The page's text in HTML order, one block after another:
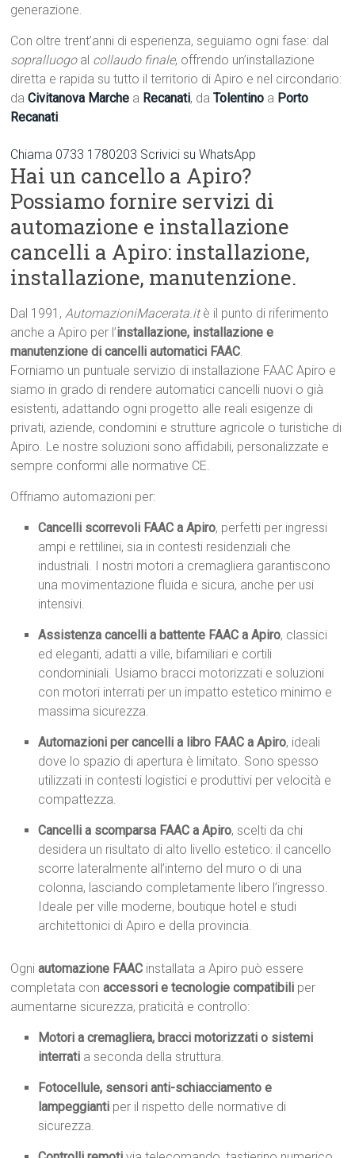
generazione.
Con oltre trent’anni di esperienza, seguiamo ogni fase: dal
sopralluogo al collaudo finale, offrendo un’installazione
diretta e rapida su tutto il territorio di Apiro e nel circondario:
daCivitanova Marche a Recanati, daTolentino a Porto
Recanati.
Chiama 0733 1780203 Scrivici su WhatsApp
Hai un cancello a Apiro?
Possiamo fornire servizi di
automazione e installazione
cancelli a Apiro: installazione,
installazione, manutenzione.
Dal 1991,AutomazioniMacerata.itè il punto di riferimento
anche a Apiro per l’installazione, installazione e
manutenzione di cancelli automatici FAAC.
Forniamo un puntuale servizio di installazione FAAC Apiro e
siamo in grado di rendere automatici cancelli nuovi o già
esistenti, adattando ogni progetto alle reali esigenze di
privati, aziende, condomini e strutture agricole o turistiche di
Apiro. Le nostre soluzioni sono affidabili, personalizzate e
sempre conformi alle normative CE.
Offriamo automazioni per:
Cancelli scorrevoli FAAC a Apiro, perfetti per ingressi
ampi e rettilinei, sia in contesti residenziali che
industriali. I nostri motori a cremagliera garantiscono
una movimentazione fluida e sicura, anche per usi
intensivi.
Assistenza cancelli a battente FAAC a Apiro, classici
ed eleganti, adatti a ville, bifamiliari e cortili
condominiali. Usiamo bracci motorizzati e soluzioni
con motori interrati per un impatto estetico minimo e
massima sicurezza.
Automazioni per cancelli a libro FAAC a Apiro, ideali
dove lo spazio di apertura è limitato. Sono spesso
utilizzati in contesti logistici e produttivi per velocità e
compattezza.
Cancelli a scomparsa FAAC a Apiro, scelti da chi
desidera un risultato di alto livello estetico: il cancello
scorre lateralmente all’interno del muro o di una
colonna, lasciando completamente libero l’ingresso.
Ideale per ville moderne, boutique hotel e studi
architettonici di Apiro e della provincia.
Ogniautomazione FAAC installata a Apiro può essere
completata conaccessori e tecnologie compatibili per
aumentarne sicurezza, praticità e controllo:
Motori a cremagliera, bracci motorizzati o sistemi
interrati a seconda della struttura.
Fotocellule, sensori anti-schiacciamento e
lampeggianti per il rispetto delle normative di
sicurezza.